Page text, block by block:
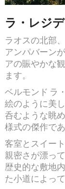
ラ・レジ
ラオスの北部
アンパバーン
アの賑やかな
ます。
ベルモンド ラ
絵のように美
呑むような眺
様式の傑作であ
客室とスイー
親密さが漂っ
歴史的な敷地
た小道によっ